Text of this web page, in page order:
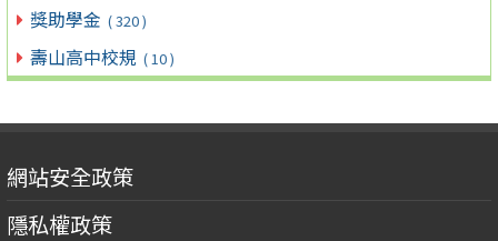
獎助學金 ( 320 )
壽山高中校規 ( 10 )
網站安全政策
隱私權政策